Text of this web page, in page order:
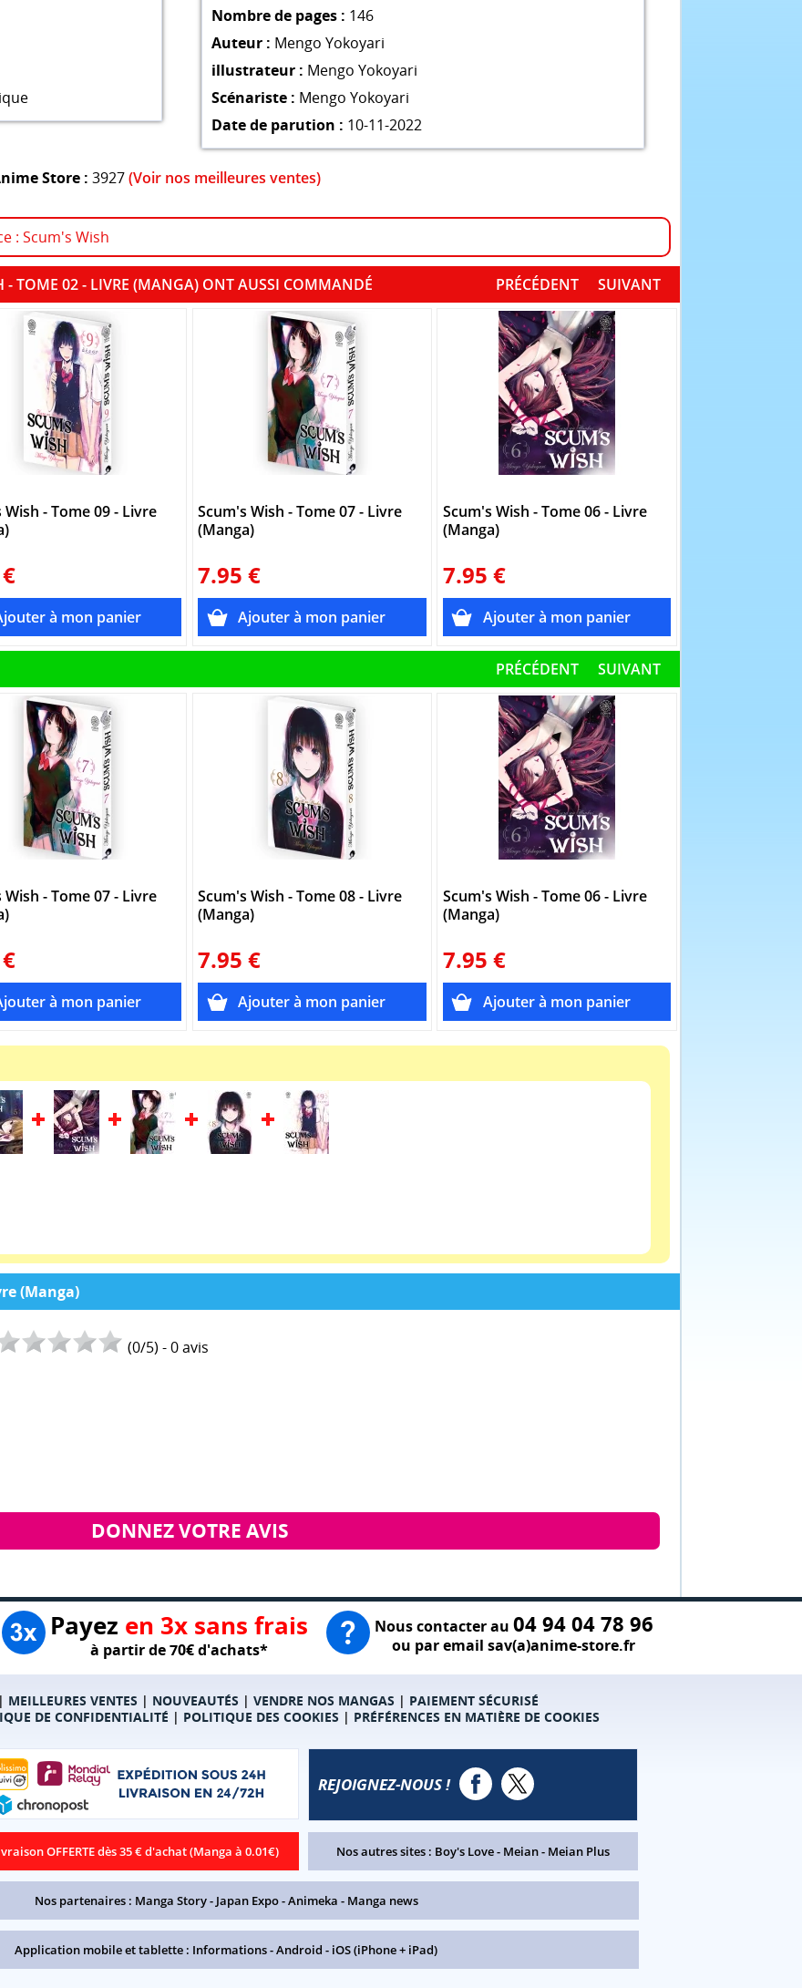
Nombre de pages : 146
Auteur : Mengo Yokoyari
illustrateur : Mengo Yokoyari
Scénariste : Mengo Yokoyari
Date de parution : 10-11-2022
Store : 3927(Voir nos meilleures ventes)
: Scum's Wish
- TOME 02 - LIVRE (MANGA) ONT AUSSI COMMANDÉ SUIVANT
PRÉCÉDENT
Wish - Tome 09 - Livre
Scum's Wish - Tome 07 - Livre
(Manga)
7.95 €
Scum's Wish - Tome 06 - Livre
(Manga)
7.95 €
SUIVANT
PRÉCÉDENT
Wish - Tome 07 - Livre
Scum's Wish - Tome 08 - Livre
(Manga)
7.95 €
Scum's Wish - Tome 06 - Livre
(Manga)
7.95 €
(Manga)
(0/5) -0avis
DONNEZ VOTRE AVIS
Payez en 3x sans frais
à partir de 70€ d'achats*
Nous contacter au 04 94 04 78 96
ou par email sav(a)anime-store.fr
| MEILLEURES VENTES | NOUVEAUTÉS | VENDRE NOS MANGAS | PAIEMENT SÉCURISÉ
DE CONFIDENTIALITÉ | POLITIQUE DES COOKIES | PRÉFÉRENCES EN MATIÈRE DE COOKIES
OFFERTE dès 35 € d'achat (Manga à 0.01€)
REJOIGNEZ-NOUS !
Nos autres sites : Boy's Love- Meian- Meian Plus
Nos partenaires : Manga Story- Japan Expo-Animeka - Manga news
Application mobile et tablette : Informations-Android - iOS (iPhone + iPad)